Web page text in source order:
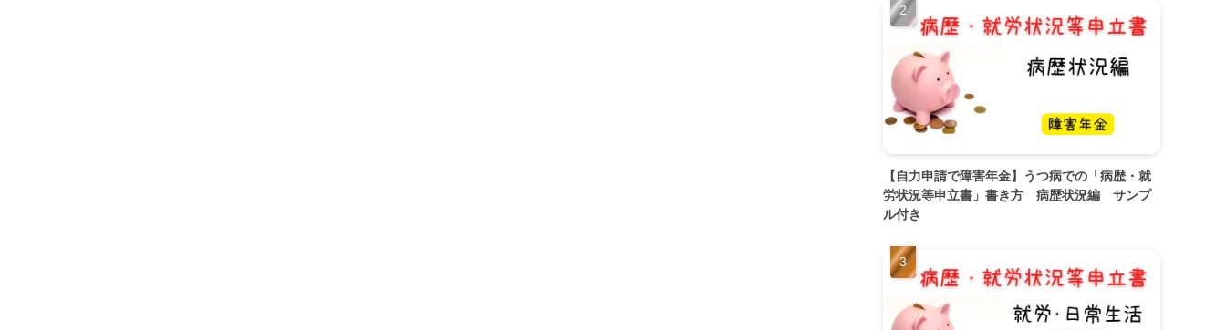
【自力申請で障害年金】うつ病での「病歴・就
労状況等申立書」書き方 病歴状況編 サンプ
ル付き